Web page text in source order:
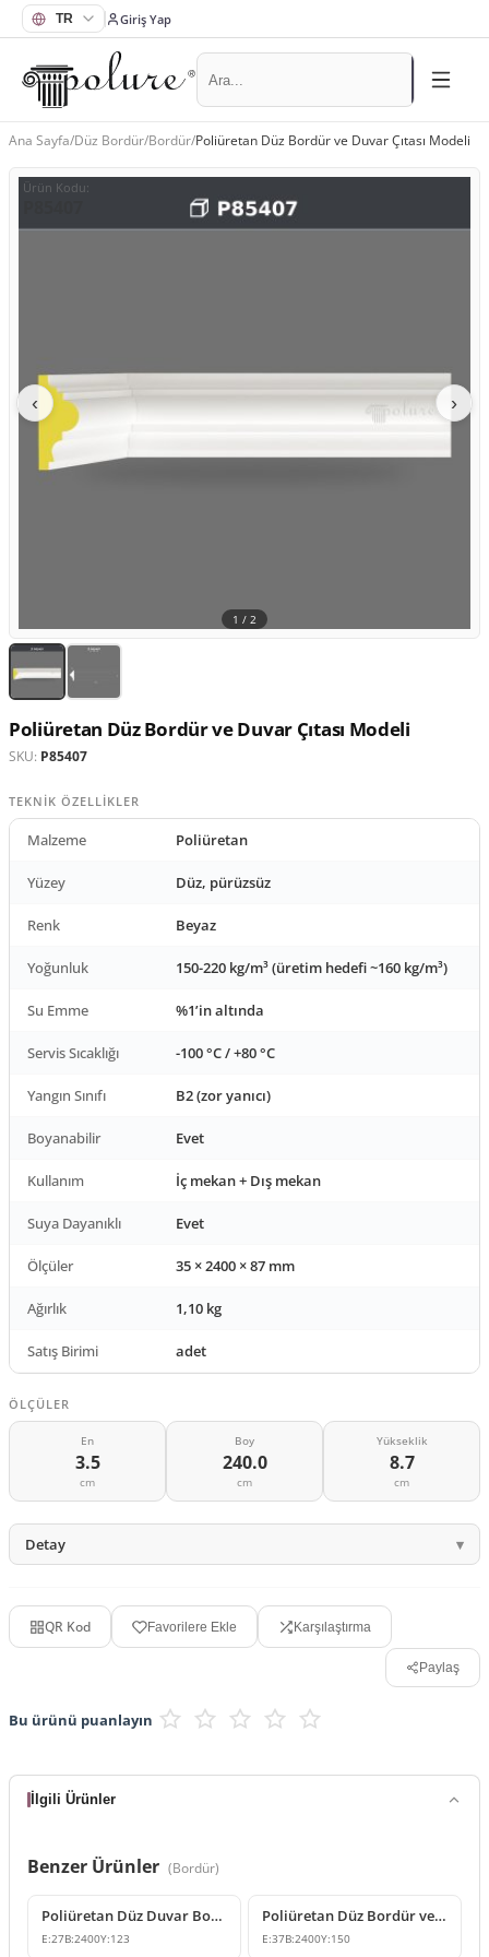
Giriş Yap
Ana Sayfa/Düz Bordür/Bordür/Poliüretan Düz Bordür ve Duvar Çıtası Modeli
Ürün Kodu:
‹ ›
1 / 2
Poliüretan Düz Bordür ve Duvar Çıtası Modeli
SKU: P85407
TEKNIK ÖZELLIKLER
Malzeme Poliüretan
Yüzey Düz, pürüzsüz
Renk Beyaz
Yoğunluk 150-220 kg/m³ (üretim hedefi ~160 kg/m³)
Su Emme %1’in altında
Servis Sıcaklığı -100 °C / +80 °C
Yangın Sınıfı B2 (zor yanıcı)
Boyanabilir Evet
Kullanım İç mekan + Dış mekan
Suya Dayanıklı Evet
Ölçüler 35 × 2400 × 87 mm
Ağırlık 1,10 kg
Satış Birimi adet
ÖLÇÜLER
En
3.5
cm
Boy
240.0
cm
Yükseklik
8.7
cm
Detay
QR Kod Favorilere Ekle Karşılaştırma
Paylaş
Bu ürünü puanlayın
İlgili Ürünler
Benzer Ürünler (Bordür)
Poliüretan Düz Duvar Bordürü ve Silme Modeli
E:27B:2400Y:123
Poliüretan Düz Bordür ve Duvar Çıtası Modeli
E:37B:2400Y:150